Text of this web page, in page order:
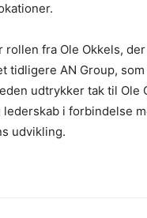
rollen fra Ole Okkels,
tidligere AN Group,
udtrykker tak til Ole
lederskab i forbindelse
udvikling.